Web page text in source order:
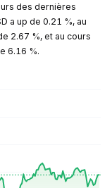
des dernières
a up de 0.21 %, au
2.67 %, et au cours
6.16 %.